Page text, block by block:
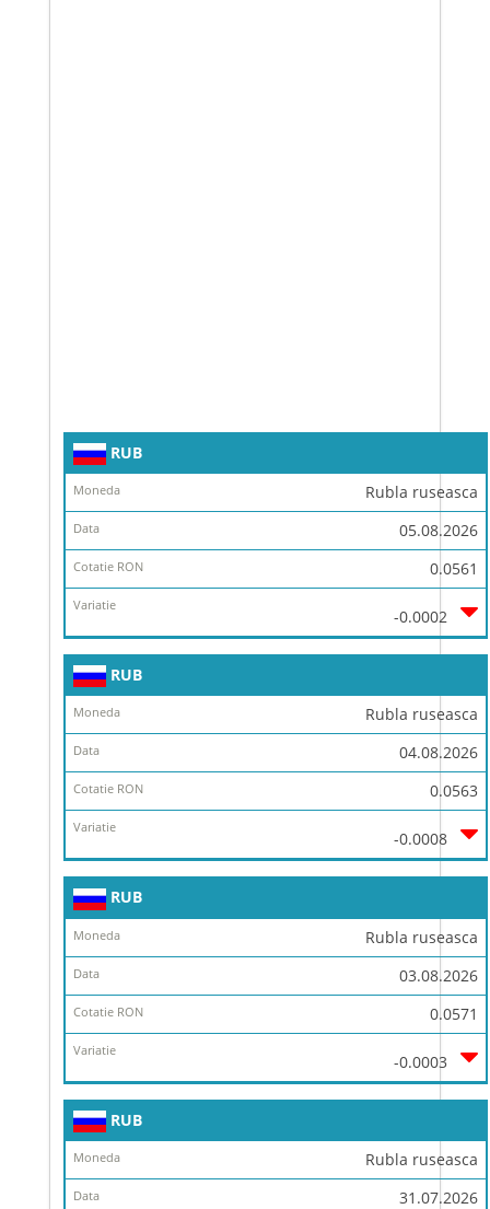
Simbol
Moneda
Data
Cotatie
RON
RUB
Rubla ruseasca
05.08.2026
0.0561
-0.0002
RUB
Rubla ruseasca
04.08.2026
0.0563
-0.0008
RUB
Rubla ruseasca
03.08.2026
0.0571
-0.0003
RUB
Rubla ruseasca
31.07.2026